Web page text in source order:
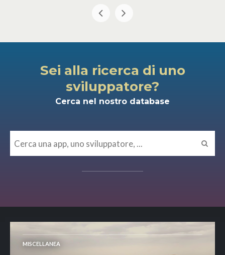
Sei alla ricerca di uno
sviluppatore?
Cerca nel nostro database
MISCELLANEA